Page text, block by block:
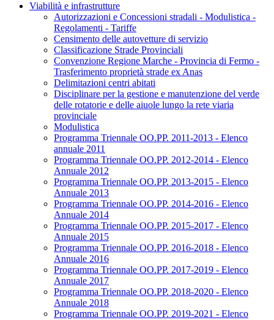
Viabilità e infrastrutture
Autorizzazioni e Concessioni stradali - Modulistica -
Regolamenti - Tariffe
Censimento delle autovetture di servizio
Classificazione Strade Provinciali
Convenzione Regione Marche - Provincia di Fermo -
Trasferimento proprietà strade ex Anas
Delimitazioni centri abitati
Disciplinare per la gestione e manutenzione del verde
delle rotatorie e delle aiuole lungo la rete viaria
provinciale
Modulistica
Programma Triennale OO.PP. 2011-2013 - Elenco
annuale 2011
Programma Triennale OO.PP. 2012-2014 - Elenco
Annuale 2012
Programma Triennale OO.PP. 2013-2015 - Elenco
Annuale 2013
Programma Triennale OO.PP. 2014-2016 - Elenco
Annuale 2014
Programma Triennale OO.PP. 2015-2017 - Elenco
Annuale 2015
Programma Triennale OO.PP. 2016-2018 - Elenco
Annuale 2016
Programma Triennale OO.PP. 2017-2019 - Elenco
Annuale 2017
Programma Triennale OO.PP. 2018-2020 - Elenco
Annuale 2018
Programma Triennale OO.PP. 2019-2021 - Elenco